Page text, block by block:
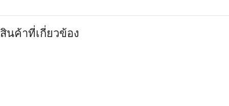
สินค้าที่เกี่ยวข้อง